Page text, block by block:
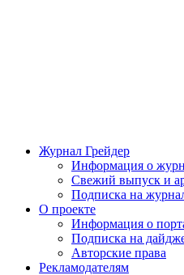
Журнал Грейдер
Информация о
Свежий выпуск и
Подписка на
О проекте
Информация о
Подписка на
Авторские права
Рекламодателям